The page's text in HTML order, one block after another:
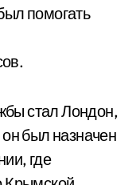
помогать
стал Лондон,
был назначен
где